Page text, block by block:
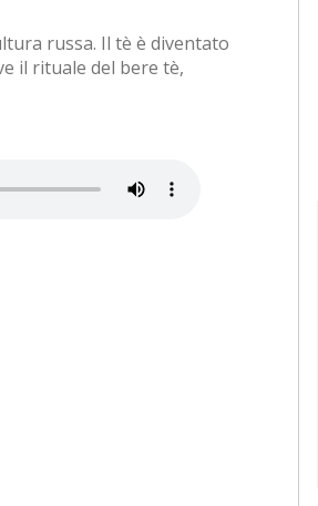
russa. Il tè è diventato
il rituale del bere tè,